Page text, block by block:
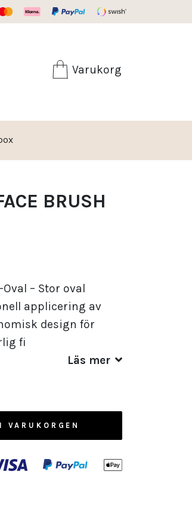
Fri frakt från 599:-
Varukorg
BRUSH
Oval – Stor oval
applicering av
design för
fi
Läs mer
VARUKORGEN